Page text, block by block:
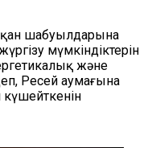
шабуылдарына
мүмкіндіктерін
және
Ресей аумағына